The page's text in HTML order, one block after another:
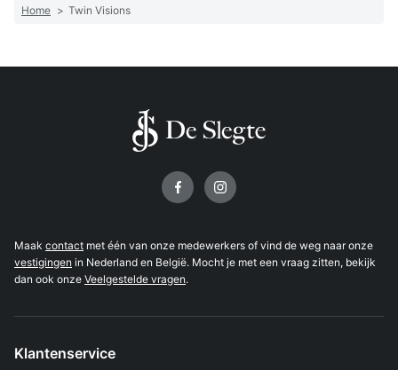
Home > Twin Visions
Maak contact met één van onze medewerkers of vind de weg naar onze
vestigingen in Nederland en België. Mocht je met een vraag zitten, bekijk
dan ook onze Veelgestelde vragen.
Klantenservice